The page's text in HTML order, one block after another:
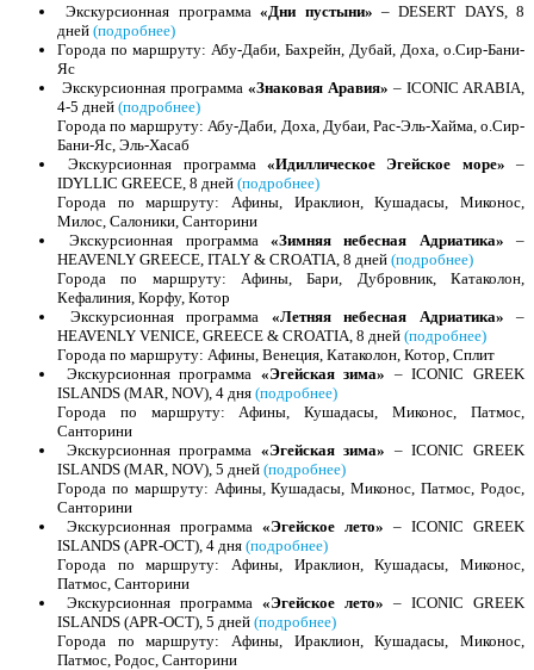
Экскурсионная программа«Дни пустыни» – DESERT DAYS, 8
дней (подробнее)
Города по маршруту: Абу-Даби, Бахрейн, Дубай, Доха, о.Сир-Бани-
Яс
Экскурсионная программа «Знаковая Аравия» – ICONIC ARABIA,
4-5 дней (подробнее)
Города по маршруту: Абу-Даби, Доха, Дубаи, Рас-Эль-Хайма, о.Сир-
Бани-Яс, Эль-Хасаб
Экскурсионная программа«Идиллическое Эгейское море» –
IDYLLIC GREECE, 8 дней (подробнее)
Города по маршруту: Афины, Ираклион, Кушадасы, Миконос,
Милос, Салоники, Санторини
Экскурсионная программа«Зимняя небесная Адриатика» –
HEAVENLY GREECE, ITALY & CROATIA, 8 дней (подробнее)
Города по маршруту: Афины, Бари, Дубровник, Катаколон,
Кефалиния, Корфу, Котор
Экскурсионная программа «Летняя небесная Адриатика» –
HEAVENLY VENICE, GREECE & CROATIA, 8 дней (подробнее)
Города по маршруту: Афины, Венеция, Катаколон, Котор, Сплит
Экскурсионная программа «Эгейская зима» – ICONIC GREEK
ISLANDS (MAR, NOV), 4 дня (подробнее)
Города по маршруту: Афины, Кушадасы, Миконос, Патмос,
Санторини
Экскурсионная программа «Эгейская зима» – ICONIC GREEK
ISLANDS (MAR, NOV), 5 дней (подробнее)
Города по маршруту: Афины, Кушадасы, Миконос, Патмос, Родос,
Санторини
Экскурсионная программа «Эгейское лето» – ICONIC GREEK
ISLANDS (APR-OCT), 4 дня (подробнее)
Города по маршруту: Афины, Ираклион, Кушадасы, Миконос,
Патмос, Санторини
Экскурсионная программа «Эгейское лето» – ICONIC GREEK
ISLANDS (APR-OCT), 5 дней (подробнее)
Города по маршруту: Афины, Ираклион, Кушадасы, Миконос,
Патмос, Родос, Санторини